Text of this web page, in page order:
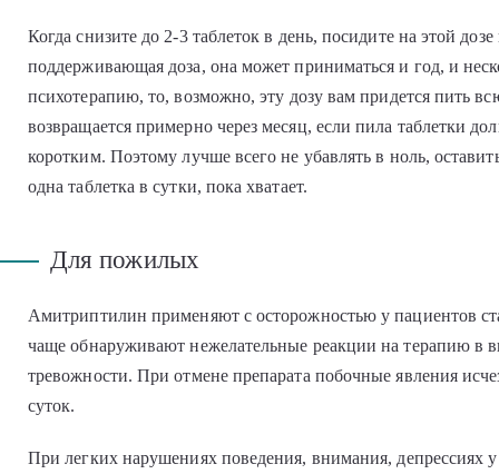
Когда снизите до 2-3 таблеток в день, посидите на этой
поддерживающая доза, она может приниматься и год, и
психотерапию, то, возможно, эту дозу вам придется пить
возвращается примерно через месяц, если пила таблетки
коротким. Поэтому лучше всего не убавлять в ноль,
одна таблетка в сутки, пока хватает.
Для пожилых
Амитриптилин применяют с осторожностью у пациентов
чаще обнаруживают нежелательные реакции на терапию в
тревожности. При отмене препарата побочные явления
суток.
При легких нарушениях поведения, внимания,